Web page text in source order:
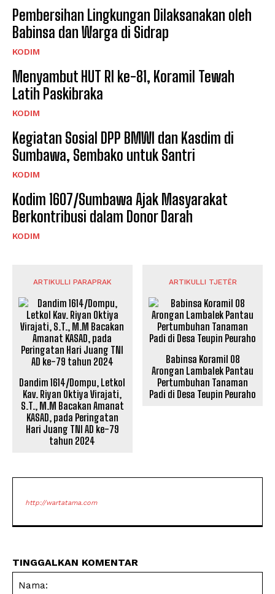
Pembersihan Lingkungan Dilaksanakan oleh
Babinsa dan Warga di Sidrap
KODIM
Menyambut HUT RI ke-81, Koramil Tewah
Latih Paskibraka
KODIM
Kegiatan Sosial DPP BMWI dan Kasdim di
Sumbawa, Sembako untuk Santri
KODIM
Kodim 1607/Sumbawa Ajak Masyarakat
Berkontribusi dalam Donor Darah
KODIM
ARTIKULLI PARAPRAK
Dandim 1614/Dompu, Letkol
Kav. Riyan Oktiya Virajati,
S.T., M.M Bacakan Amanat
KASAD, pada Peringatan
Hari Juang TNI AD ke-79
tahun 2024
ARTIKULLI TJETËR
Babinsa Koramil 08
Arongan Lambalek Pantau
Pertumbuhan Tanaman
Padi di Desa Teupin Peuraho
http://wartatama.com
TINGGALKAN KOMENTAR